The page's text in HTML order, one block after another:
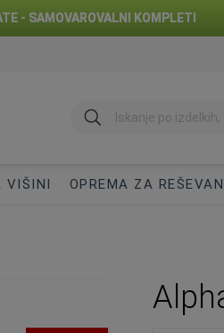
- SAMOVAROVALNI KOMPLETI
Iskanje
VIŠINI OPREMA ZA